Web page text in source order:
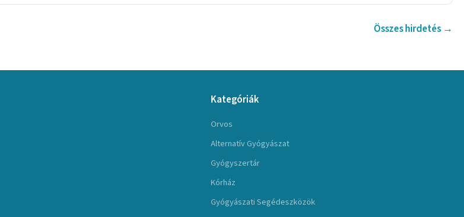
Összes hirdetés →
Kategóriák
Orvos
Alternatív Gyógyászat
Gyógyszertár
Kórház
Gyógyászati Segédeszközök